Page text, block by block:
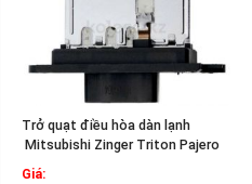
Trở quạt điều hòa dàn lạnh
Mitsubishi Zinger Triton Pajero
Giá: